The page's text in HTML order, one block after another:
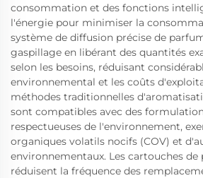
consommation et des fonctions
l'énergie pour minimiser la
système de diffusion précise de
gaspillage en libérant des quantités
selon les besoins, réduisant
environnemental et les coûts
méthodes traditionnelles
sont compatibles avec des
respectueuses de l'environnement,
organiques volatils nocifs (COV) et
environnementaux. Les cartouches de
réduisent la fréquence des